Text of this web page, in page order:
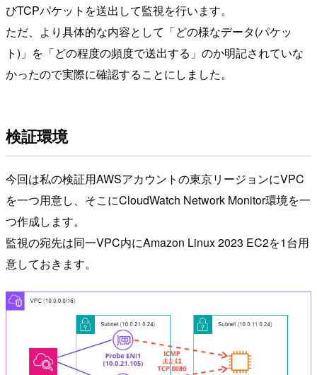
びTCPパケットを送出して監視を行います。
ただ、より具体的な内容として「どの様なデータ(パケッ
ト)」を「どの程度の頻度で送出する」のか明記されていな
かったので実際に確認することにしました。
検証環境
今回は私の検証用AWSアカウントの東京リージョンにVPC
を一つ用意し、そこにCloudWatch Network Monitor環境を一
つ作成します。
監視の宛先は同一VPC内にAmazon Linux 2023 EC2を1台用
意しておきます。